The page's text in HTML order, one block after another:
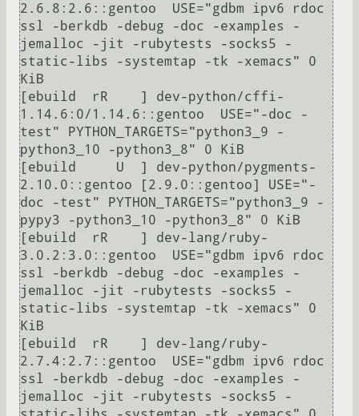
2.6.8:2.6::gentoo  USE="gdbm ipv6 rdoc
ssl -berkdb -debug -doc -examples -
jemalloc -jit -rubytests -socks5 -
static-libs -systemtap -tk -xemacs" 0
KiB
[ebuild  rR    ] dev-python/cffi-
1.14.6:0/1.14.6::gentoo  USE="-doc -
test" PYTHON_TARGETS="python3_9 -
python3_10 -python3_8" 0 KiB
[ebuild     U  ] dev-python/pygments-
2.10.0::gentoo [2.9.0::gentoo] USE="-
doc -test" PYTHON_TARGETS="python3_9 -
pypy3 -python3_10 -python3_8" 0 KiB
[ebuild  rR    ] dev-lang/ruby-
3.0.2:3.0::gentoo  USE="gdbm ipv6 rdoc
ssl -berkdb -debug -doc -examples -
jemalloc -jit -rubytests -socks5 -
static-libs -systemtap -tk -xemacs" 0
KiB
[ebuild  rR    ] dev-lang/ruby-
2.7.4:2.7::gentoo  USE="gdbm ipv6 rdoc
ssl -berkdb -debug -doc -examples -
jemalloc -jit -rubytests -socks5 -